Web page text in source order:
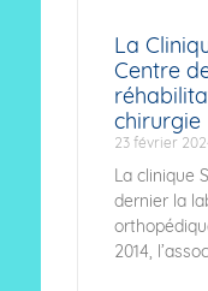
La
Centre
chirurgie
23 février
La clinique
dernier la
2014,